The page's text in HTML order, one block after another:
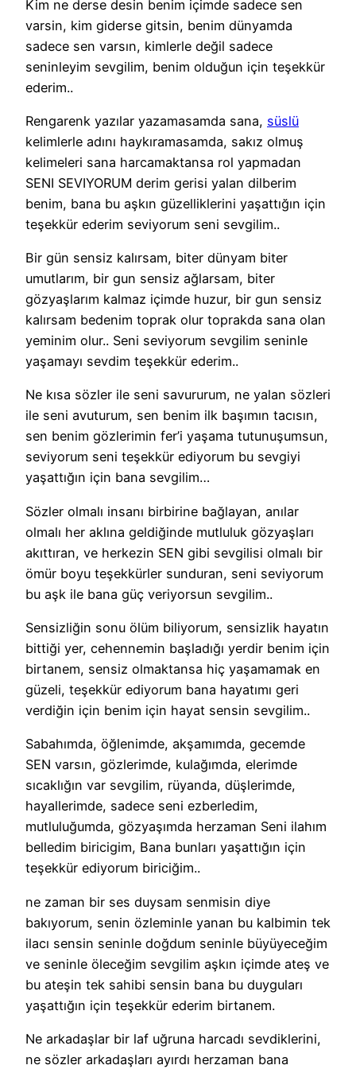
Kim ne derse desin benim içimde sadece sen
varsin, kim giderse gitsin, benim dünyamda
sadece sen varsın, kimlerle değil sadece
seninleyim sevgilim, benim olduğun için teşekkür
ederim..
Rengarenk yazılar yazamasamda sana, süslü
kelimlerle adını haykıramasamda, sakız olmuş
kelimeleri sana harcamaktansa rol yapmadan
SENI SEVIYORUM derim gerisi yalan dilberim
benim, bana bu aşkın güzelliklerini yaşattığın için
teşekkür ederim seviyorum seni sevgilim..
Bir gün sensiz kalırsam, biter dünyam biter
umutlarım, bir gun sensiz ağlarsam, biter
gözyaşlarım kalmaz içimde huzur, bir gun sensiz
kalırsam bedenim toprak olur toprakda sana olan
yeminim olur.. Seni seviyorum sevgilim seninle
yaşamayı sevdim teşekkür ederim..
Ne kısa sözler ile seni savururum, ne yalan sözleri
ile seni avuturum, sen benim ilk başımın tacısın,
sen benim gözlerimin fer’i yaşama tutunuşumsun,
seviyorum seni teşekkür ediyorum bu sevgiyi
yaşattığın için bana sevgilim…
Sözler olmalı insanı birbirine bağlayan, anılar
olmalı her aklına geldiğinde mutluluk gözyaşları
akıttıran, ve herkezin SEN gibi sevgilisi olmalı bir
ömür boyu teşekkürler sunduran, seni seviyorum
bu aşk ile bana güç veriyorsun sevgilim..
Sensizliğin sonu ölüm biliyorum, sensizlik hayatın
bittiği yer, cehennemin başladığı yerdir benim için
birtanem, sensiz olmaktansa hiç yaşamamak en
güzeli, teşekkür ediyorum bana hayatımı geri
verdiğin için benim için hayat sensin sevgilim..
Sabahımda, öğlenimde, akşamımda, gecemde
SEN varsın, gözlerimde, kulağımda, elerimde
sıcaklığın var sevgilim, rüyanda, düşlerimde,
hayallerimde, sadece seni ezberledim,
mutluluğumda, gözyaşımda herzaman Seni ilahım
belledim biricigim, Bana bunları yaşattığın için
teşekkür ediyorum biriciğim..
ne zaman bir ses duysam senmisin diye
bakıyorum, senin özleminle yanan bu kalbimin tek
ilacı sensin seninle doğdum seninle büyüyeceğim
ve seninle öleceğim sevgilim aşkın içimde ateş ve
bu ateşin tek sahibi sensin bana bu duyguları
yaşattığın için teşekkür ederim birtanem.
Ne arkadaşlar bir laf uğruna harcadı sevdiklerini,
ne sözler arkadaşları ayırdı herzaman bana